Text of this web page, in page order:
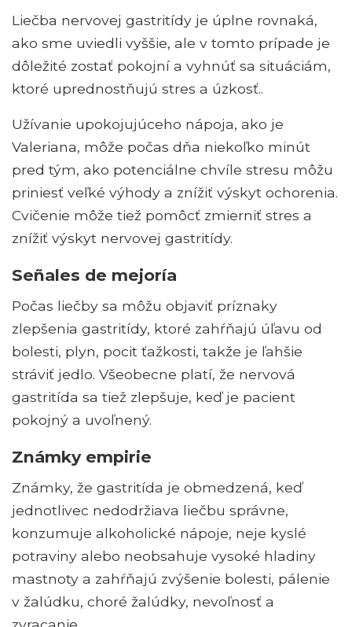
Liečba nervovej gastritídy je úplne rovnaká,
ako sme uviedli vyššie, ale v tomto prípade je
dôležité zostať pokojní a vyhnúť sa situáciám,
ktoré uprednostňujú stres a úzkosť..
Užívanie upokojujúceho nápoja, ako je
Valeriana, môže počas dňa niekoľko minút
pred tým, ako potenciálne chvíle stresu môžu
priniesť veľké výhody a znížiť výskyt ochorenia.
Cvičenie môže tiež pomôcť zmierniť stres a
znížiť výskyt nervovej gastritídy.
Señales de mejoría
Počas liečby sa môžu objaviť príznaky
zlepšenia gastritídy, ktoré zahŕňajú úľavu od
bolesti, plyn, pocit ťažkosti, takže je ľahšie
stráviť jedlo. Všeobecne platí, že nervová
gastritída sa tiež zlepšuje, keď je pacient
pokojný a uvoľnený.
Známky empirie
Známky, že gastritída je obmedzená, keď
jednotlivec nedodržiava liečbu správne,
konzumuje alkoholické nápoje, neje kyslé
potraviny alebo neobsahuje vysoké hladiny
mastnoty a zahŕňajú zvýšenie bolesti, pálenie
v žalúdku, choré žalúdky, nevoľnosť a